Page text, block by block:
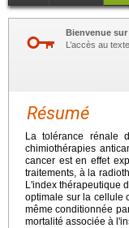
Bienvenue
L’accès au
Résumé
La tolérance rénale
chimiothérapies
cancer est en effet
traitements, à la
L'index thérapeutique
optimale sur la cellule
même conditionnée
mortalité associée à